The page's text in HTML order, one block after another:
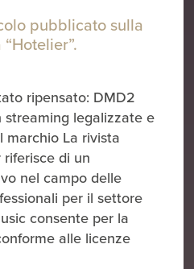
pubblicato sulla
ripensato: DMD2
legalizzate e
marchio La rivista
di un
nel campo delle
per il settore
consente per la
alle licenze